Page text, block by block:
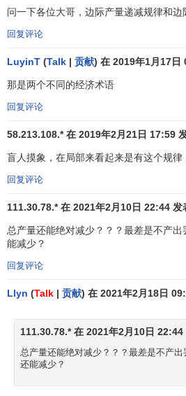
问一下各位大哥，边际产量递减规律和边
回复评论
LuyinT (Talk | 贡献) 在 2019年1月17日
那是两个不同的经济术语
回复评论
58.213.108.* 在 2019年2月21日 17:59
盲人摸象，在局部来看起来是有这个规律
回复评论
111.30.78.* 在 2021年2月10日 22:44 发
总产量还能绝对减少？？？最差是不产
能减少？
回复评论
Llyn (Talk | 贡献) 在 2021年2月18日
111.30.78.* 在 2021年2月10日 22:44
总产量还能绝对减少？？？最差是不产
还能减少？